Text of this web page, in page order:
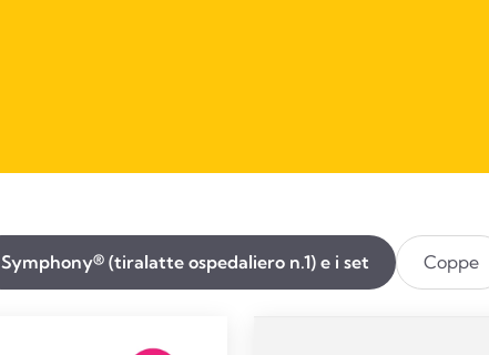
Symphony® (tiralatte ospedaliero n.1) e i set Coppe